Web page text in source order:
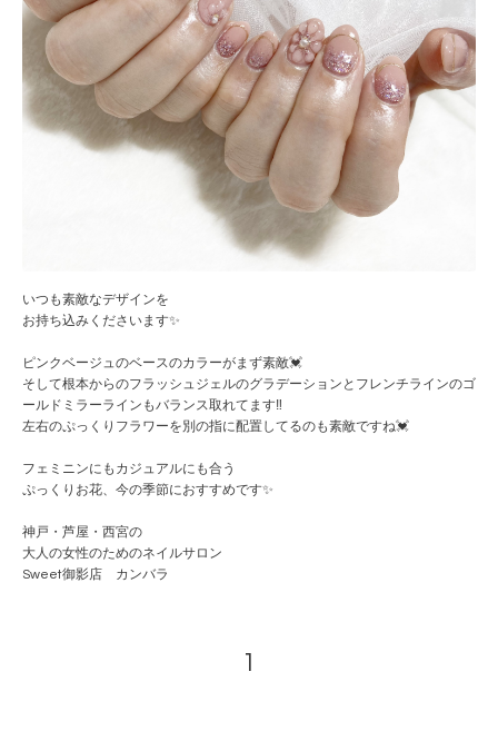
いつも素敵なデザインを
お持ち込みくださいます✨
ピンクベージュのベースのカラーがまず素敵💓
そして根本からのフラッシュジェルのグラデーションとフレンチラインのゴ
ールドミラーラインもバランス取れてます‼️
左右のぷっくりフラワーを別の指に配置してるのも素敵ですね💓
フェミニンにもカジュアルにも合う
ぷっくりお花、今の季節におすすめです✨
神戸・芦屋・西宮の
大人の女性のためのネイルサロン
Sweet御影店 カンバラ
1